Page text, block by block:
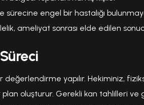
sürecine engel bir hastalığı
ameliyat sonrası elde edilen
değerlendirme yapılır. Hekiminiz,
oluşturur. Gerekli kan tahlilleri